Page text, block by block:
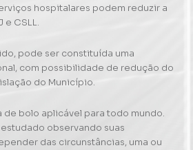
hospitalares podem reduzir a
e CSLL.
pode ser constituída uma
com possibilidade de redução do
do Município.
de bolo aplicável para todo mundo.
observando suas
das circunstâncias, uma ou